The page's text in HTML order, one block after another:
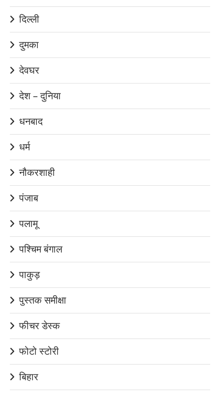
दिल्ली
दुमका
देवघर
देश – दुनिया
धनबाद
धर्म
नौकरशाही
पंजाब
पलामू
पश्चिम बंगाल
पाकुड़
पुस्तक समीक्षा
फीचर डेस्क
फोटो स्टोरी
बिहार